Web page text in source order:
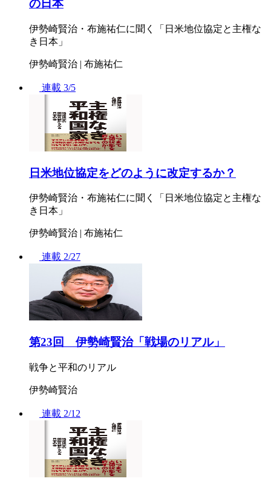
の日本
伊勢崎賢治・布施祐仁に聞く「日米地位協定と主権な
き日本」
伊勢崎賢治 | 布施祐仁
連載 3/5
日米地位協定をどのように改定するか？
伊勢崎賢治・布施祐仁に聞く「日米地位協定と主権な
き日本」
伊勢崎賢治 | 布施祐仁
連載 2/27
第23回 伊勢崎賢治「戦場のリアル」
戦争と平和のリアル
伊勢崎賢治
連載 2/12